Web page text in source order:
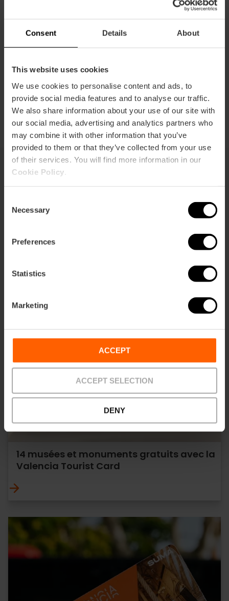
Consent Details About
This website uses cookies
We use cookies to personalise content and ads, to
provide social media features and to analyse our traffic.
We also share information about your use of our site with
our social media, advertising and analytics partners who
may combine it with other information that you’ve
provided to them or that they’ve collected from your use
of their services. You will find more information in our
Cookie Policy
Selection
Necessary
Preferences
Statistics
Marketing
ACCEPT
ACCEPT SELECTION
DENY
réductions
gratuit
Acheter la
carte
Comment
économiser
Cela pourrait aussi vous
intéresser
14 musées et monuments gratuits avec la
Valencia Tourist Card